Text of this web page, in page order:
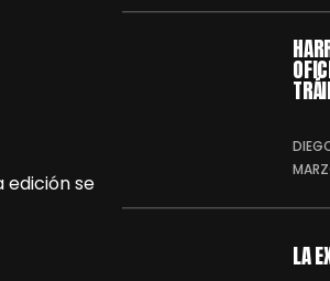
edición se
LA